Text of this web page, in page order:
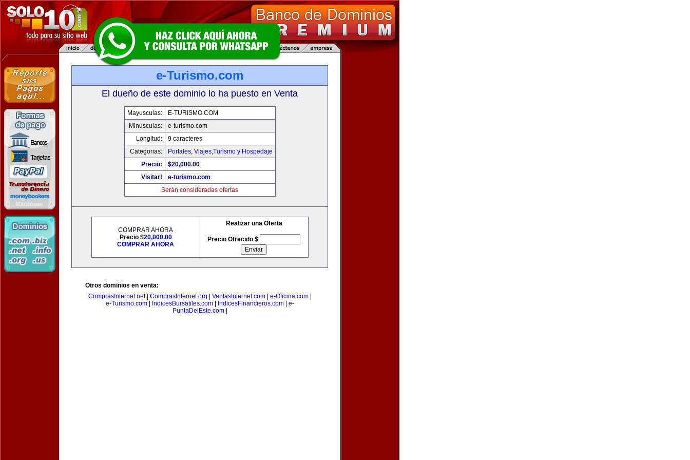
e-Turismo.com
El dueño de este dominio lo ha puesto en Venta
Mayusculas:
E-TURISMO.COM
Minusculas:
e-turismo.com
Longitud:
9 caracteres
Categorias:
Portales, Viajes,Turismo y Hospedaje
Precio:
$20,000.00
Visitar!
e-turismo.com
Serán consideradas ofertas
COMPRAR AHORA
Precio $20,000.00
COMPRAR AHORA
Realizar una Oferta
Precio Ofrecido $
Otros dominios en venta:
ComprasInternet.net| ComprasInternet.org VentasInternet.com| e-Oficina.com|
e-Turismo.com| IndicesBursatiles.com| IndicesFinancieros.com| e-
PuntaDelEste.com|